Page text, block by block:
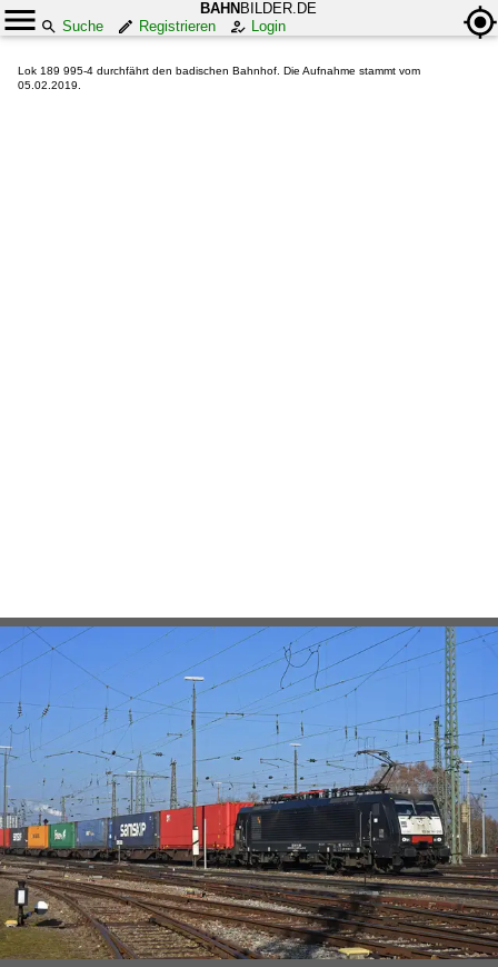
BAHN BILDER.DE
Suche
Registrieren Login
Lok 189 995-4 durchfährt den badischen Bahnhof. Die Aufnahme stammt vom
05.02.2019.